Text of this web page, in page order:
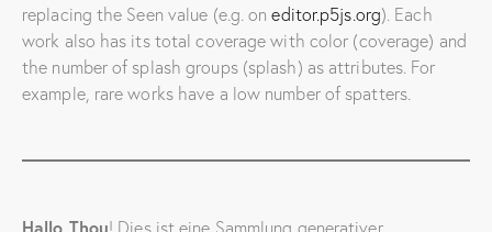
replacing the Seen value (e.g. oneditor.p5js.org). Each
work also has its total coverage with color (coverage) and
the number of splash groups (splash) as attributes. For
example, rare works have a low number of spatters.
Hallo Thou! Dies ist eine Sammlung generativer